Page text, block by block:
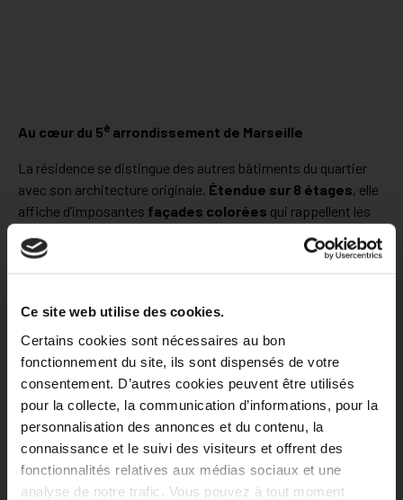
Ce site web utilise des cookies.
Certains cookies sont nécessaires au bon
fonctionnement du site, ils sont dispensés de votre
consentement. D’autres cookies peuvent être utilisés
pour la collecte, la communication d’informations, pour la
personnalisation des annonces et du contenu, la
connaissance et le suivi des visiteurs et offrent des
fonctionnalités relatives aux médias sociaux et une
analyse de notre trafic. Vous pouvez à tout moment
Au cœur du 5è arrondissement de Marseille
La résidence se distingue des autres bâtiments du quartier
avec son architecture originale. Étendue sur 8 étages, elle
affiche d’imposantes façades colorées qui rappellent les
retrouvent une agréable cour aménagée et végétalisée, idéale
pourprofiter des rayons du soleil et se détendre.
Trouve ton logement en deux
minutes !